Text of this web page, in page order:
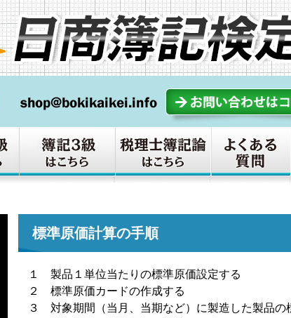
標準原価計算の手順
１ 製品１単位当たりの標準原価設定する
２ 標準原価カードの作成する
３ 対象期間（当月、当期など）に製造した製品の